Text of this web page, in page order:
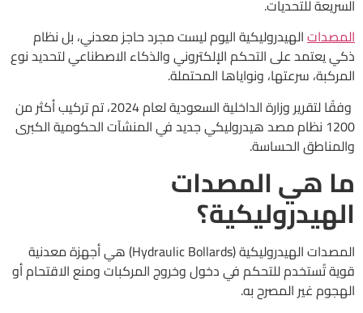
السريعة للتحديات.
المصداتالهيدروليكية اليوم ليست مجرد حاجز معدني، بل نظام
ذكي يعتمد على التحكم الإلكتروني والذكاء الاصطناعي لتحديد نوع
المركبة، سرعتها، ونواياها المحتملة.
وفقًا لتقرير وزارة الداخلية السعودية لعام 2024، تم تركيب أكثر من
1200 نظام مصد هيدروليكي جديد في المنشآت الحكومية الكبرى
والمناطق الحساسة.
ما هي المصدات
الهيدروليكية؟
المصدات الهيدروليكية (Hydraulic Bollards) هي أجهزة معدنية
قوية تُستخدم للتحكم في دخول وخروج المركبات ومنع الاقتحام أو
الهجوم غير المصرح به.